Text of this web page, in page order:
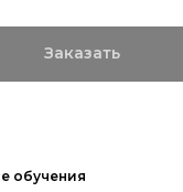
Заказать
обучения